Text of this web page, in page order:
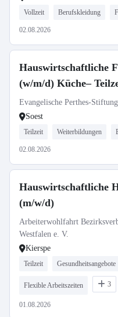
Vollzeit Berufskleidung
02.08.2026
Hauswirtschaftliche
(w/m/d) Küche–
Evangelische Perthes-
Soest
Teilzeit Weiterbildungen
02.08.2026
Hauswirtschaftliche
(m/w/d)
Arbeiterwohlfahrt
Westfalen e. V.
Kierspe
Teilzeit Gesundheitsangebote
Flexible Arbeitszeiten 3
01.08.2026